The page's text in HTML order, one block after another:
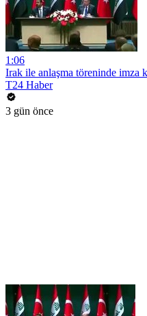
1:06
Irak ile anlaşma töreninde imza
T24 Haber
3 gün önce